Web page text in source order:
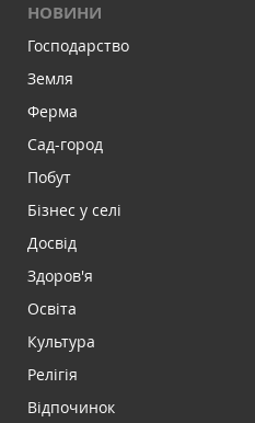
НОВИНИ
Господарство
Земля
Ферма
Сад-город
Побут
Бізнес у селі
Досвід
Здоров'я
Освіта
Культура
Релігія
Відпочинок